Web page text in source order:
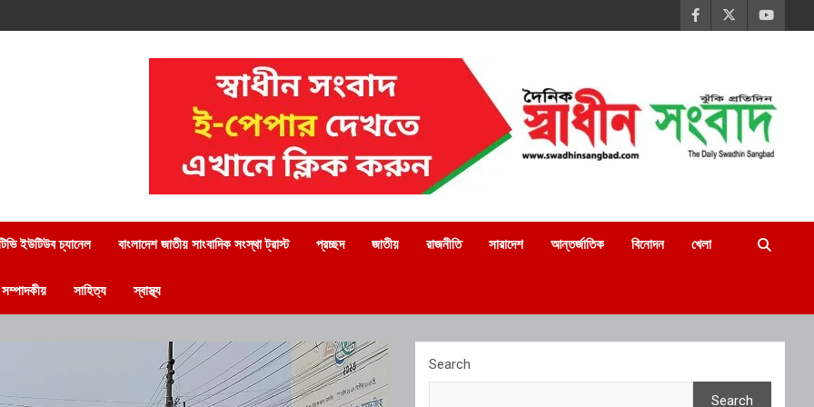
ইউটিউব চ্যানেল বাংলাদেশ জাতীয় সাংবাদিক সংস্থা ট্রাস্ট প্রচ্ছদ জাতীয় রাজনীতি সারাদেশ আন্তর্জাতিক বিনোদন খেলা
সম্পাদকীয় সাহিত্য স্বাস্থ্য
Search
Search